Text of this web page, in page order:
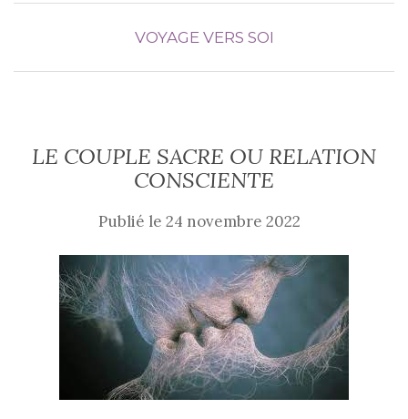
VOYAGE VERS SOI
LE COUPLE SACRE OU RELATION
CONSCIENTE
Publié le 24 novembre 2022